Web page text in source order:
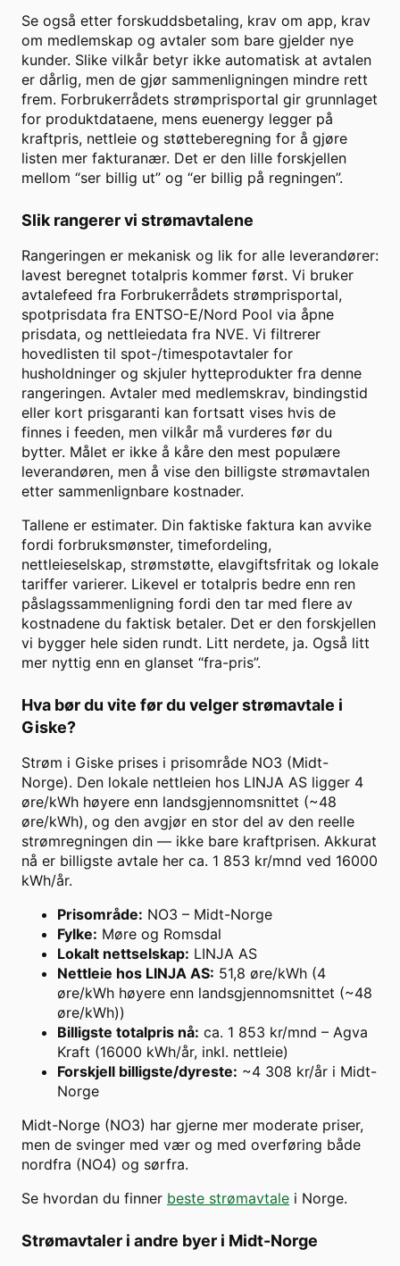
Se også etter forskuddsbetaling, krav om app, krav
om medlemskap og avtaler som bare gjelder nye
kunder. Slike vilkår betyr ikke automatisk at avtalen
er dårlig, men de gjør sammenligningen mindre rett
frem. Forbrukerrådets strømprisportal gir grunnlaget
for produktdataene, mens euenergy legger på
kraftpris, nettleie og støtteberegning for å gjøre
listen mer fakturanær. Det er den lille forskjellen
mellom “ser billig ut” og “er billig på regningen”.
Slik rangerer vi strømavtalene
Rangeringen er mekanisk og lik for alle leverandører:
lavest beregnet totalpris kommer først. Vi bruker
avtalefeed fra Forbrukerrådets strømprisportal,
spotprisdata fra ENTSO-E/Nord Pool via åpne
prisdata, og nettleiedata fra NVE. Vi filtrerer
hovedlisten til spot-/timespotavtaler for
husholdninger og skjuler hytteprodukter fra denne
rangeringen. Avtaler med medlemskrav, bindingstid
eller kort prisgaranti kan fortsatt vises hvis de
finnes i feeden, men vilkår må vurderes før du
bytter. Målet er ikke å kåre den mest populære
leverandøren, men å vise den billigste strømavtalen
etter sammenlignbare kostnader.
Tallene er estimater. Din faktiske faktura kan avvike
fordi forbruksmønster, timefordeling,
nettleieselskap, strømstøtte, elavgiftsfritak og lokale
tariffer varierer. Likevel er totalpris bedre enn ren
påslagssammenligning fordi den tar med flere av
kostnadene du faktisk betaler. Det er den forskjellen
vi bygger hele siden rundt. Litt nerdete, ja. Også litt
mer nyttig enn en glanset “fra-pris”.
Hva bør du vite før du velger strømavtale i
Giske?
Strøm i Giske prises i prisområde NO3 (Midt-
Norge). Den lokale nettleien hos LINJA AS ligger 4
øre/kWh høyere enn landsgjennomsnittet (~48
øre/kWh), og den avgjør en stor del av den reelle
strømregningen din — ikke bare kraftprisen. Akkurat
nå er billigste avtale her ca. 1 853 kr/mnd ved 16000
kWh/år.
Prisområde: NO3 – Midt-Norge
Fylke: Møre og Romsdal
Lokalt nettselskap: LINJA AS
Nettleie hos LINJA AS: 51,8 øre/kWh (4
øre/kWh høyere enn landsgjennomsnittet (~48
øre/kWh))
Billigste totalpris nå: ca. 1 853 kr/mnd – Agva
Kraft (16000 kWh/år, inkl. nettleie)
Forskjell billigste/dyreste: ~4 308 kr/år i Midt-
Norge
Midt-Norge (NO3) har gjerne mer moderate priser,
men de svinger med vær og med overføring både
nordfra (NO4) og sørfra.
Se hvordan du finner beste strømavtale i Norge.
Strømavtaler i andre byer i Midt-Norge